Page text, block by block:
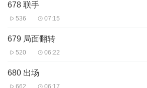
678 联手
536 07:15
679 局面翻转
520 06:22
680 出场
662 06:17